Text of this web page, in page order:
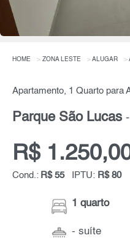
HOME ZONA LESTE ALUGAR
Apartamento, 1 Quarto para
Parque São Lucas
R$
Cond.: R$ 55 IPTU: R$ 80
1 quarto
- suíte